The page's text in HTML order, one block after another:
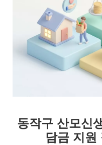
동작구 산모신
담금 지원